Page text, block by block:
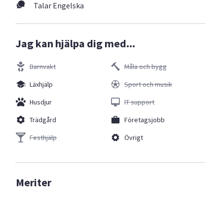
Talar Engelska
Jag kan hjälpa dig med...
Barnvakt
Läxhjälp
Husdjur
Trädgård
Festhjälp
Måla och bygg
Sport och musik
IT support
Företagsjobb
Övrigt
Meriter